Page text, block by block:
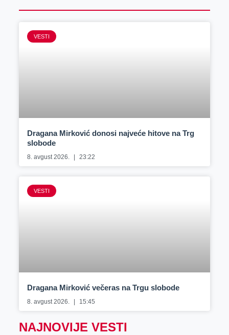
VESTI
Dragana Mirković donosi najveće hitove na Trg
slobode
8. avgust 2026. 23:22
VESTI
Dragana Mirković večeras na Trgu slobode
8. avgust 2026. 15:45
NAJNOVIJE VESTI